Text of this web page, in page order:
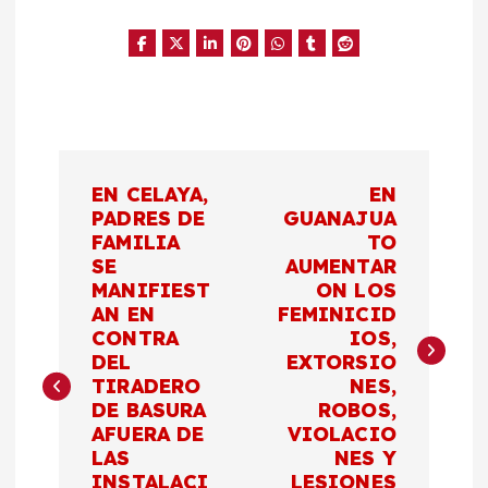
g
EN CELAYA,
PADRES DE
FAMILIA
SE
MANIFIEST
AN EN
CONTRA
DEL
TIRADERO
DE BASURA
AFUERA DE
LAS
INSTALACI
EN
GUANAJUA
TO
AUMENTAR
ON LOS
FEMINICID
IOS,
EXTORSIO
NES,
ROBOS,
VIOLACIO
NES Y
LESIONES